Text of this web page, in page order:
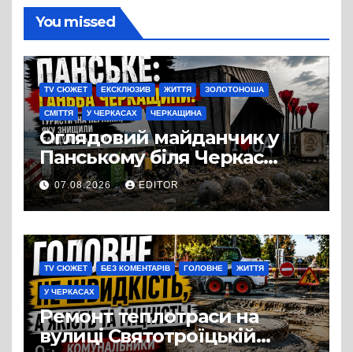
You missed
TV СЮЖЕТ ЕКСКЛЮЗИВ ЖИТТЯ ЗОЛОТОНОША
СМІТТЯ У ЧЕРКАСАХ ЧЕРКАЩИНА
Оглядовий майданчик у
Панському біля Черкас
перетворився на занедбане
сміттєзвалище
07.08.2026 EDITOR
TV СЮЖЕТ БЕЗ КОМЕНТАРІВ ГОЛОВНЕ ЖИТТЯ
У ЧЕРКАСАХ
Ремонт теплотраси на
вулиці Святотроїцькій